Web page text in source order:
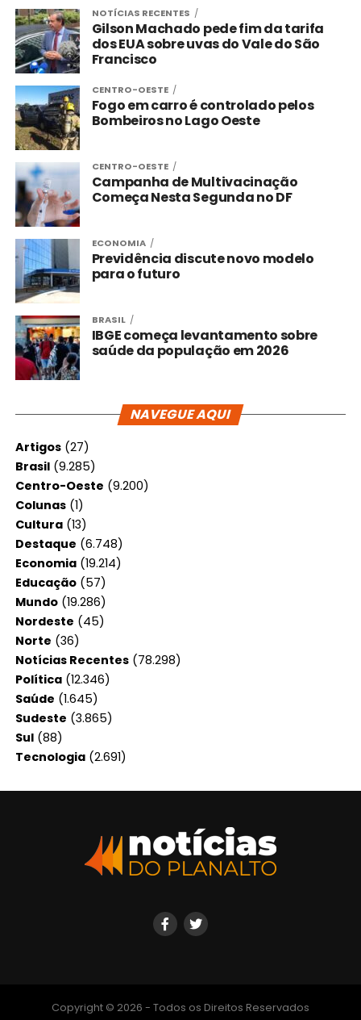
NOTÍCIAS RECENTES
Gilson Machado pede fim da tarifa
dos EUA sobre uvas do Vale do São
Francisco
CENTRO-OESTE
Fogo em carro é controlado pelos
Bombeiros no Lago Oeste
CENTRO-OESTE
Campanha de Multivacinação
Começa Nesta Segunda no DF
ECONOMIA
Previdência discute novo modelo
para o futuro
BRASIL
IBGE começa levantamento sobre
saúde da população em 2026
NAVEGUE AQUI
Artigos(27)
Brasil(9.285)
Centro-Oeste (9.200)
Colunas(1)
Cultura(13)
Destaque (6.748)
Economia(19.214)
Educação(57)
Mundo(19.286)
Nordeste (45)
Norte (36)
Notícias Recentes(78.298)
Política(12.346)
Saúde (1.645)
Sudeste (3.865)
Sul(88)
Tecnologia(2.691)
Copyright © 2026 - Todos os Direitos Reservados